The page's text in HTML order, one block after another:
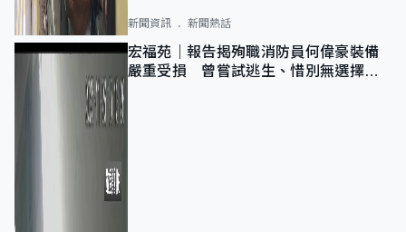
新聞資訊 新聞熱話
宏福苑｜報告揭殉職消防員何偉豪裝備
嚴重受損 曾嘗試逃生、惜別無選擇下